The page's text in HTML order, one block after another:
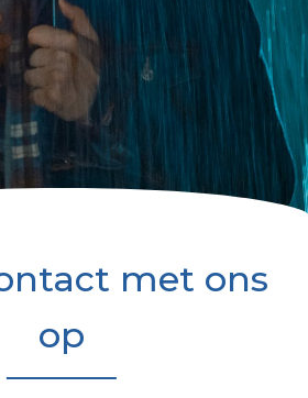
met ons
op